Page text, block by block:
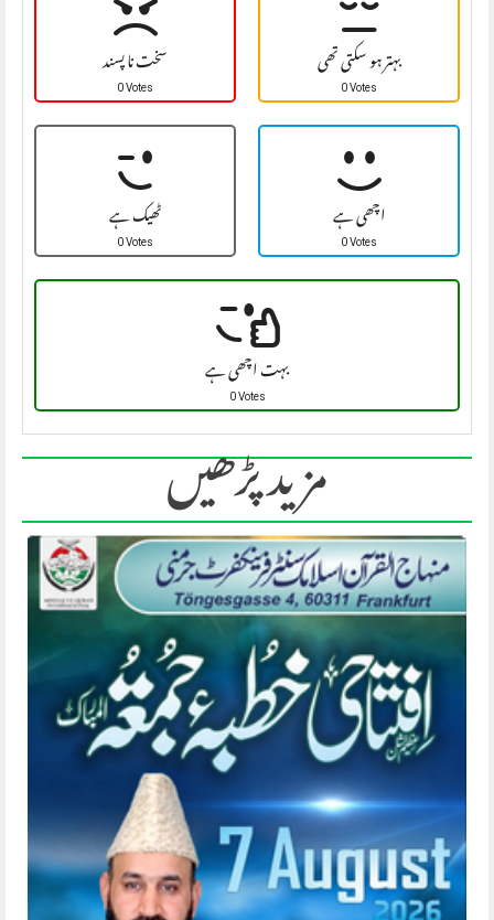
سخت نا پسند
0 Votes بہتر ہو سکتی تھی
0 Votes
ٹھیک ہے
0 Votes اچھی ہے
0 Votes
بہت اچھی ہے
0 Votes
مزید پڑھیں